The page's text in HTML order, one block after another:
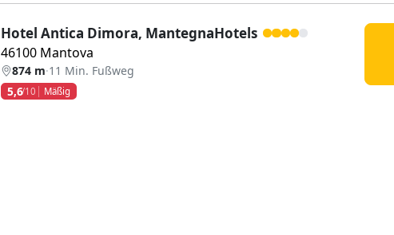
Hotel Antica Dimora, MantegnaHotels
46100 Mantova
874 m·11 Min. Fußweg
5,6/10 Mäßig